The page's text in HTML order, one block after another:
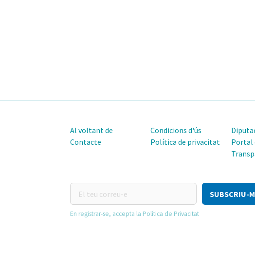
Al voltant de
Contacte
Condicions d'ús
Política de privacitat
Portal
teu
correu-
En registrar-se, accepta la Política de Privacitat